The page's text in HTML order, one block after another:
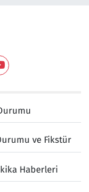
ve Fikstür
Haberleri